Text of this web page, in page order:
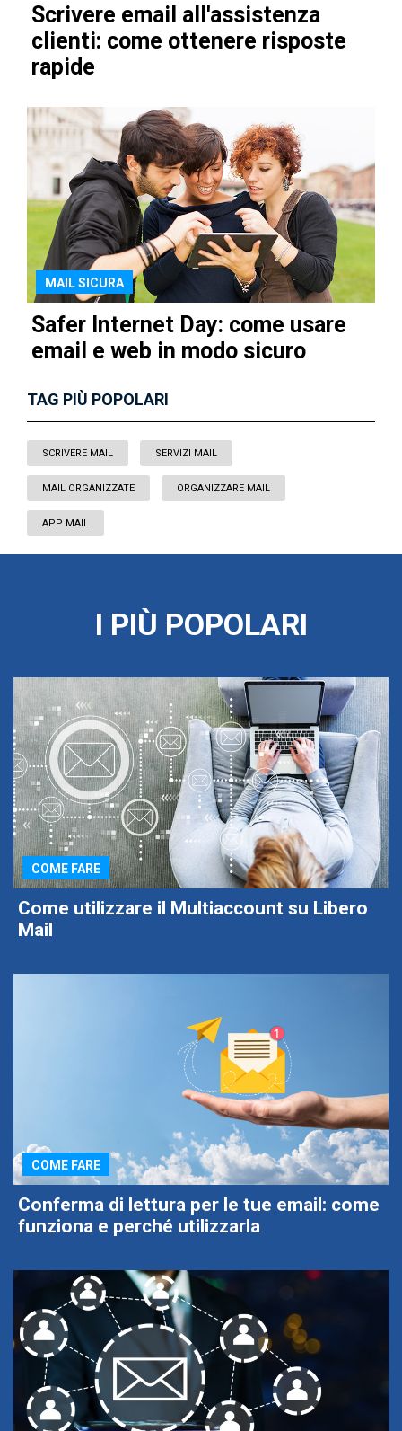
Scrivere email all'assistenza
clienti: come ottenere risposte
rapide
MAIL SICURA
Safer Internet Day: come usare
email e web in modo sicuro
TAG PIÙ POPOLARI
SCRIVERE MAIL SERVIZI MAIL
MAIL ORGANIZZATE ORGANIZZARE MAIL
APP MAIL
I PIÙ POPOLARI
COME FARE
Come utilizzare il Multiaccount su Libero
Mail
COME FARE
Conferma di lettura per le tue email: come
funziona e perché utilizzarla